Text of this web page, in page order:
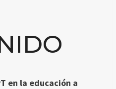
en la educación a